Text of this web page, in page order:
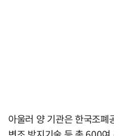
아울러 양 기관은 한국조폐